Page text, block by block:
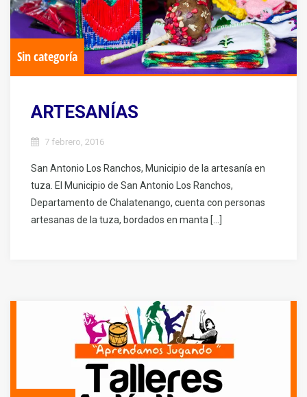
Sin categoría
ARTESANÍAS
7 febrero, 2016
San Antonio Los Ranchos, Municipio de la artesanía en
tuza. El Municipio de San Antonio Los Ranchos,
Departamento de Chalatenango, cuenta con personas
artesanas de la tuza, bordados en manta […]